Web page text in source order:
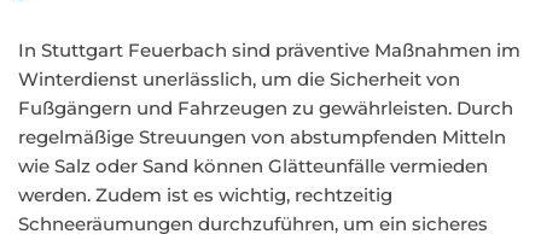
In Stuttgart Feuerbach sind präventive Maßnahmen im
Winterdienst unerlässlich, um die Sicherheit von
Fußgängern und Fahrzeugen zu gewährleisten. Durch
regelmäßige Streuungen von abstumpfenden Mitteln
wie Salz oder Sand können Glätteunfälle vermieden
werden. Zudem ist es wichtig, rechtzeitig
Schneeräumungen durchzuführen, um ein sicheres